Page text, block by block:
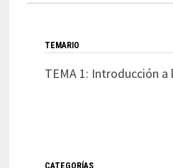
TEMARIO
TEMA 1: Introducción
CATEGORÍAS